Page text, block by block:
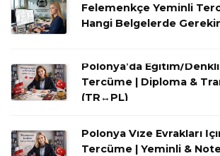
Felemenkçe Yeminli
Hangi Belgelerde
Polonya’da Eğitim/
Tercüme | Diploma &
(TR↔PL)
Polonya Vize Evrakları
Tercüme | Yeminli &